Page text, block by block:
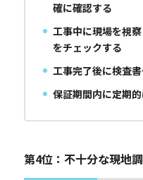
確に確認する
工事中に現場を視
をチェックする
工事完了後に検査
保証期間内に定期
第4位：不十分な現地